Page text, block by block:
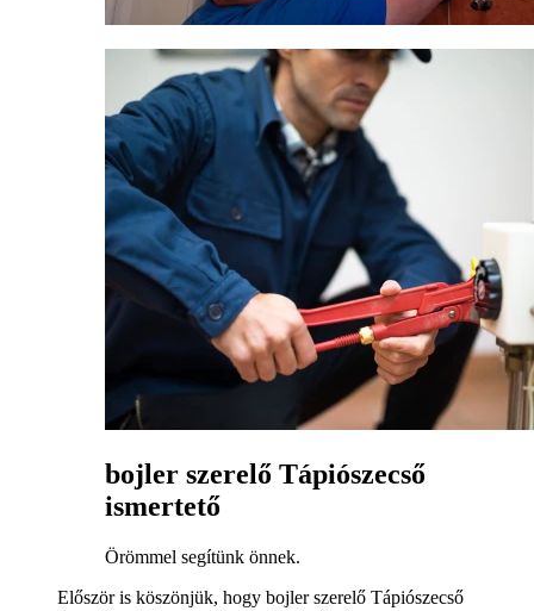
bojler szerelő Tápiószecső
ismertető
Örömmel segítünk önnek.
Először is köszönjük, hogy bojler szerelő Tápiószecső